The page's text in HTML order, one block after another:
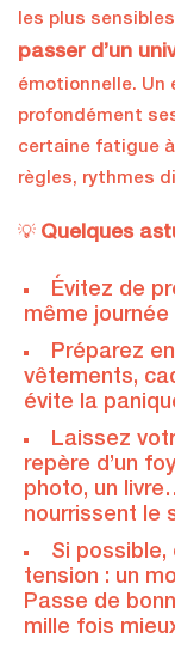
les plus
passer d’un
émotionnelle. Un
profondément
certaine fatigue à
règles, rythmes
💡 Quelques
Évitez de
même
Préparez
vêtements,
évite la
Laissez
repère d’un
photo, un
nourrissent le
Si
tension : un
Passe de
mille fois